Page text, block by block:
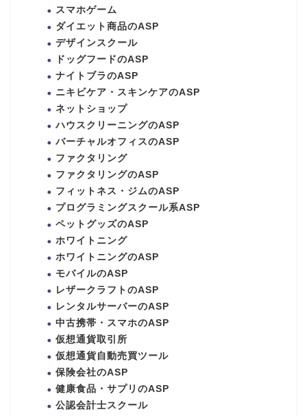
スマホゲーム
ダイエット商品のASP
デザインスクール
ドッグフードのASP
ナイトブラのASP
ニキビケア・スキンケアのASP
ネットショップ
ハウスクリーニングのASP
バーチャルオフィスのASP
ファクタリング
ファクタリングのASP
フィットネス・ジムのASP
プログラミングスクール系ASP
ペットグッズのASP
ホワイトニング
ホワイトニングのASP
モバイルのASP
レザークラフトのASP
レンタルサーバーのASP
中古携帯・スマホのASP
仮想通貨取引所
仮想通貨自動売買ツール
保険会社のASP
健康食品・サプリのASP
公認会計士スクール